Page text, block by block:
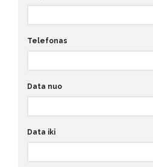
Telefonas
Data nuo
Data iki